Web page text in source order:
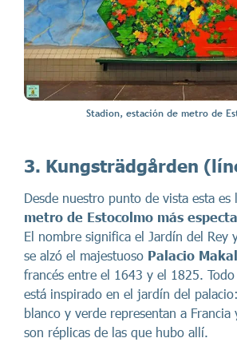
Stadion, estación de metro de
3. Kungsträdgården
Desde nuestro punto de vista esta es
metro de Estocolmo más
El nombre significa el Jardín del Rey
se alzó el majestuoso Palacio
francés entre el 1643 y el 1825. Todo
está inspirado en el jardín del
blanco y verde representan a Francia
son réplicas de las que hubo allí.